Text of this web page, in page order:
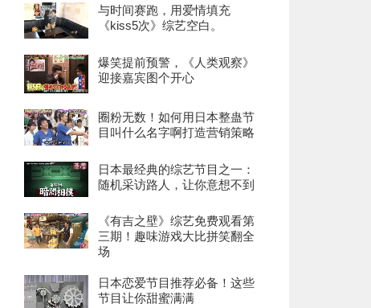
与时间赛跑，用爱情填充
《kiss5次》综艺空白。
爆笑提前预警，《人类观察》
迎接嘉宾图个开心
圈粉无数！如何用日本整蛊节
目叫什么名字啊打造营销策略
日本最经典的综艺节目之一：
随机采访路人，让你意想不到
《有吉之壁》综艺免费观看第
三期！趣味游戏大比拼笑翻全
场
日本恋爱节目推荐必备！这些
节目让你甜蜜满满